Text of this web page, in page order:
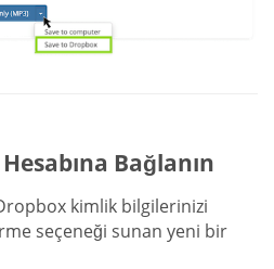
Bağlanın
Dropbox kimlik bilgilerinizi
seçeneği sunan yeni bir